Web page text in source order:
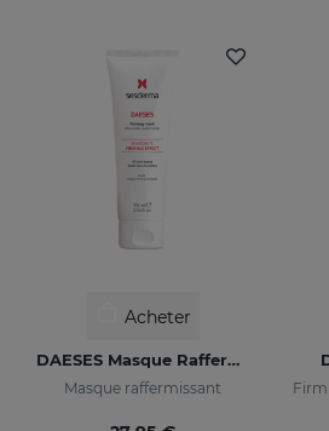
Acheter
DAESES Masque Raffermissant
Masque raffermissant